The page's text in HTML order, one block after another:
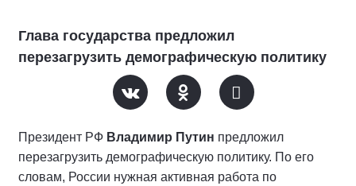
Глава государства предложил
перезагрузить демографическую политику
Президент РФ Владимир Путин предложил
перезагрузить демографическую политику. По его
словам, России нужная активная работа по